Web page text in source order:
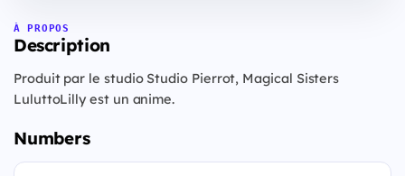
À PROPOS
Description
Produit par le studio Studio Pierrot, Magical Sisters
LuluttoLilly est un anime.
Numbers